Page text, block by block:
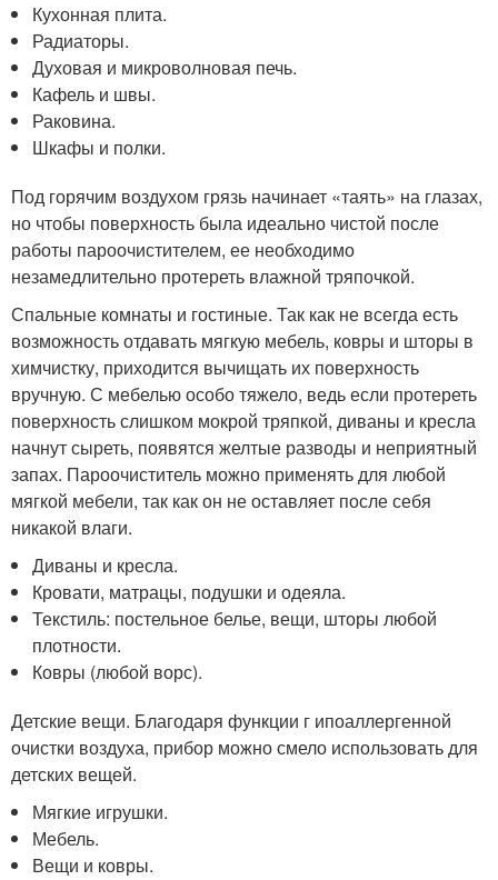
Кухонная плита.
Радиаторы.
Духовая и микроволновая печь.
Кафель и швы.
Раковина.
Шкафы и полки.
Под горячим воздухом грязь начинает «таять» на глазах,
но чтобы поверхность была идеально чистой после
работы пароочистителем, ее необходимо
незамедлительно протереть влажной тряпочкой.
Спальные комнаты и гостиные. Так как не всегда есть
возможность отдавать мягкую мебель, ковры и шторы в
химчистку, приходится вычищать их поверхность
вручную. С мебелью особо тяжело, ведь если протереть
поверхность слишком мокрой тряпкой, диваны и кресла
начнут сыреть, появятся желтые разводы и неприятный
запах. Пароочиститель можно применять для любой
мягкой мебели, так как он не оставляет после себя
никакой влаги.
Диваны и кресла.
Кровати, матрацы, подушки и одеяла.
Текстиль: постельное белье, вещи, шторы любой
плотности.
Ковры (любой ворс).
Детские вещи. Благодаря функции г ипоаллергенной
очистки воздуха, прибор можно смело использовать для
детских вещей.
Мягкие игрушки.
Мебель.
Вещи и ковры.